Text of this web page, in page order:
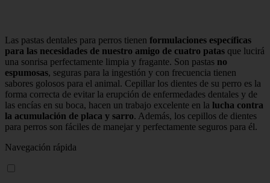
Las pastas dentales para perros tienen formulaciones específicas
para las necesidades de nuestro amigo de cuatro patas que lucirá
una sonrisa perfectamente limpia y fragante. Son pastas no
espumosas, seguras para la ingestión y con frecuencia tienen
sabores golosos para el animal. Cepillar los dientes de su perro es la
forma correcta de evitar la erupción de enfermedades dentales y de
las encías en su boca, hacen un trabajo excelente en la lucha contra
la acumulación de placa y sarro. Además, los cepillos de dientes
para perros son fáciles de manejar y perfectamente seguros para él.
Navegación rápida